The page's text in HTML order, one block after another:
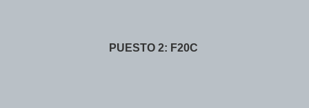
PUESTO 2: F20C